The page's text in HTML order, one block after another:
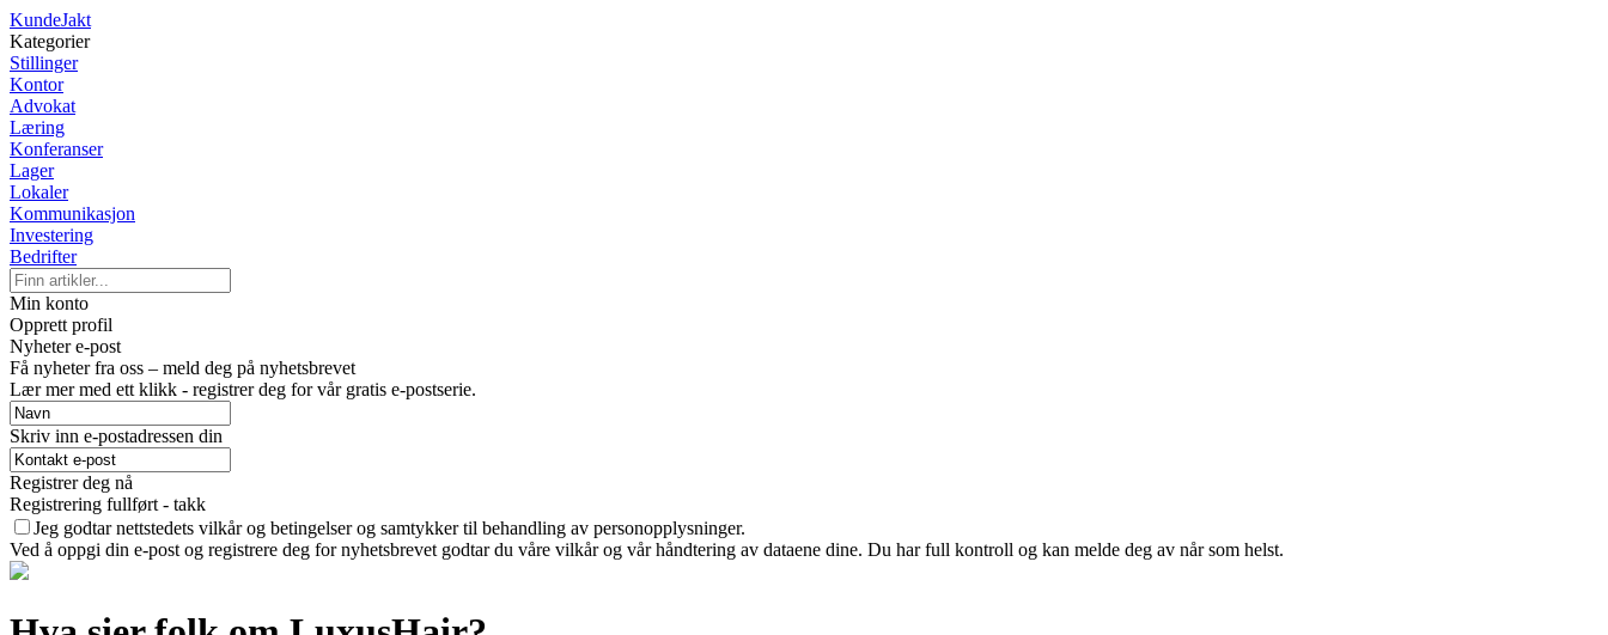
KundeJakt
Kategorier
Stillinger
Kontor
Advokat
Læring
Konferanser
Lager
Lokaler
Kommunikasjon
Investering
Bedrifter
Min konto
Opprett profil
Nyheter e-post
Få nyheter fra oss – meld deg på nyhetsbrevet
Lær mer med ett klikk - registrer deg for vår gratis e-postserie.
Skriv inn e-postadressen din
Registrer deg nå
Registrering fullført - takk
Jeg godtar nettstedets vilkår og betingelser og samtykker til behandling av personopplysninger.
Ved å oppgi din e-post og registrere deg for nyhetsbrevet godtar du våre vilkår og vår håndtering av dataene dine. Du har full kontroll og kan melde deg av når som helst.